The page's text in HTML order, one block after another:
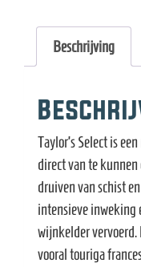
Beschrijving
Taylor’s Select is
direct van te
druiven van schist
intensieve inweking
wijnkelder
vooral touriga